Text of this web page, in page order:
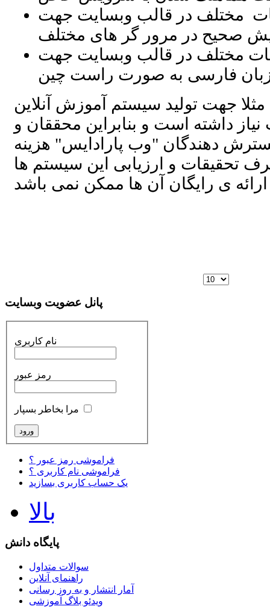
مختلف در قالب وبسایت جهت
صحیح در مرور گر های مختلف
مختلف در قالب وبسایت جهت
فارسی به صورت راست چین
مثلا جهت تولید سیستم آموزش آنلاین
داشته است و بنابراین محققان و
دهندگان "وب پارادایس" هزینه
تحقیقات و ارزیابی این سیستم ها
پانل عضویت وبسایت
نام کاربری
رمز عبور
مرا بخاطر بسپار
فراموشی رمز عبور ؟
فراموشی نام کاربری ؟
یک حساب کاربری بسازید
بالا
پایگاه دانش
سوالات متداول
راهنمای آنلاین
آمار انتشار و به روز رسانی
ویدئو بلاگ آموزشی